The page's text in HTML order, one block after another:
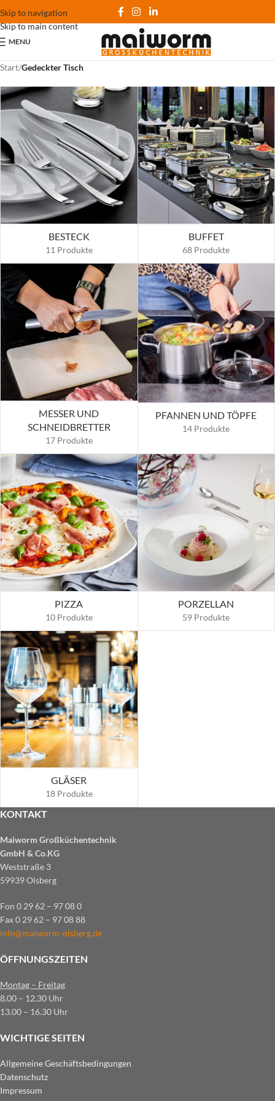
Skip to navigation
Skip to main content
MENU
Start/Gedeckter Tisch
BESTECK
11 Produkte
BUFFET
68 Produkte
MESSER UND
SCHNEIDBRETTER
17 Produkte
PFANNEN UND TÖPFE
14 Produkte
PIZZA
10 Produkte
PORZELLAN
59 Produkte
GLÄSER
18 Produkte
KONTAKT
Maiworm Großküchentechnik
GmbH & Co.KG
Weststraße 3
59939 Olsberg
Fon 0 29 62 – 97 08 0
Fax 0 29 62 – 97 08 88
info@maiworm-olsberg.de
ÖFFNUNGSZEITEN
Montag – Freitag
8.00 – 12.30 Uhr
13.00 – 16.30 Uhr
WICHTIGE SEITEN
Allgemeine Geschäftsbedingungen
Datenschutz
Impressum